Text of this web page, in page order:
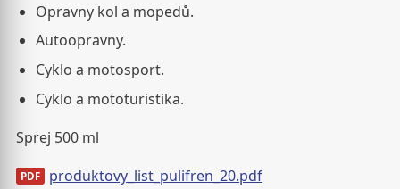
Opravny kol a mopedů.
Autoopravny.
Cyklo a motosport.
Cyklo a mototuristika.
Sprej 500 ml
produktovy_list_pulifren_20.pdf